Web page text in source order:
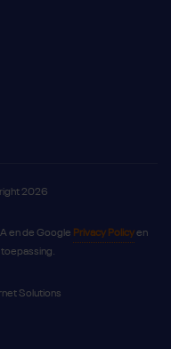
Instagram
op Youtube
Sporten op
2026
en de Google Privacy Policyen
toepassing.
Solutions